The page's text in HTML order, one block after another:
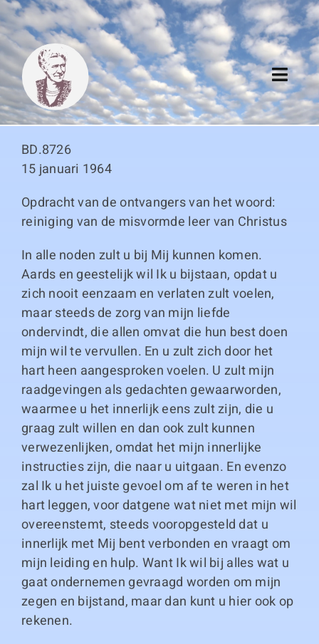
Skip
to
content
Algemeen
Thema boeken
Duitse boeken
Links
BD.8726
15 januari 1964
Opdracht van de ontvangers van het woord:
reiniging van de misvormde leer van Christus
In alle noden zult u bij Mij kunnen komen.
Aards en geestelijk wil Ik u bijstaan, opdat u
zich nooit eenzaam en verlaten zult voelen,
maar steeds de zorg van mijn liefde
ondervindt, die allen omvat die hun best doen
mijn wil te vervullen. En u zult zich door het
hart heen aangesproken voelen. U zult mijn
raadgevingen als gedachten gewaarworden,
waarmee u het innerlijk eens zult zijn, die u
graag zult willen en dan ook zult kunnen
verwezenlijken, omdat het mijn innerlijke
instructies zijn, die naar u uitgaan. En evenzo
zal Ik u het juiste gevoel om af te weren in het
hart leggen, voor datgene wat niet met mijn wil
overeenstemt, steeds vooropgesteld dat u
innerlijk met Mij bent verbonden en vraagt om
mijn leiding en hulp. Want Ik wil bij alles wat u
gaat ondernemen gevraagd worden om mijn
zegen en bijstand, maar dan kunt u hier ook op
rekenen.